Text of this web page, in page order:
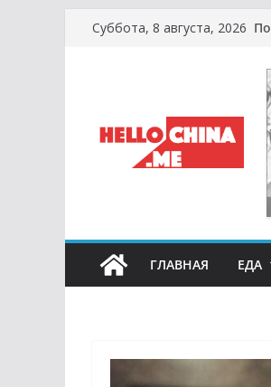
Перейти
Суббота, 8 августа, 2026
ГЛАВНАЯ ЕДА